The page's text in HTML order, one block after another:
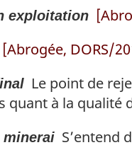
exploitation
[Abrogée, DORS/
Le point de
quant à la qualité
minerai S’entend